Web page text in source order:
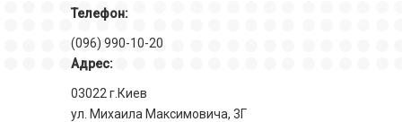
Телефон:
(096) 990-10-20
Адрес:
03022 г.Киев
ул. Михаила Максимовича, 3Г